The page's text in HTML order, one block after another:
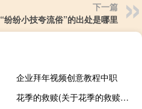
下一篇
“纷纷小技夸流俗”的出处是哪里
企业拜年视频创意教程中职
花季的救赎(关于花季的救赎简述)